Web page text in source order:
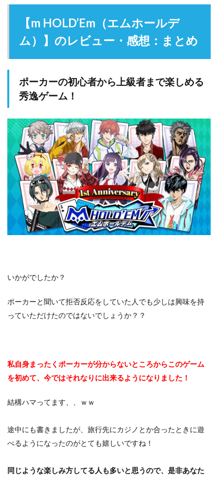
【m HOLD’Em（エムホールデ
ム）】のレビュー・感想：まとめ
ポーカーの初心者から上級者まで楽しめる
秀逸ゲーム！
いかがでしたか？
ポーカーと聞いて拒否反応をしていた人でも少しは興味を持
っていただけたのではないでしょうか？？
私自身まったくポーカーが分からないところからこのゲーム
を初めて、今ではそれなりに出来るようになりました！
結構ハマってます、、ｗｗ
途中にも書きましたが、旅行先にカジノとか合ったときに遊
べるようになったのがとても嬉しいですね！
同じような楽しみ方してる人も多いと思うので、是非あなた